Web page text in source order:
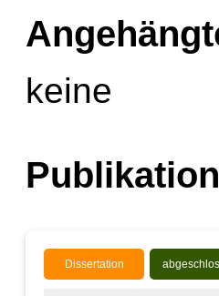
keine
Dissertation